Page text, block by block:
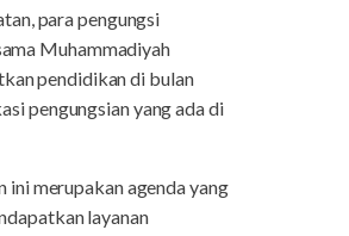
para pengungsi
Muhammadiyah
pendidikan di bulan
pengungsian yang ada di
ini merupakan agenda yang
layanan